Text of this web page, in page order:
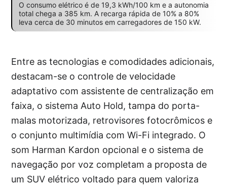
O consumo elétrico é de 19,3 kWh/100 km e a autonomia
total chega a 385 km. A recarga rápida de 10% a 80%
leva cerca de 30 minutos em carregadores de 150 kW.
Entre as tecnologias e comodidades adicionais,
destacam-se o controle de velocidade
adaptativo com assistente de centralização em
faixa, o sistema Auto Hold, tampa do porta-
malas motorizada, retrovisores fotocrômicos e
o conjunto multimídia com Wi-Fi integrado. O
som Harman Kardon opcional e o sistema de
navegação por voz completam a proposta de
um SUV elétrico voltado para quem valoriza